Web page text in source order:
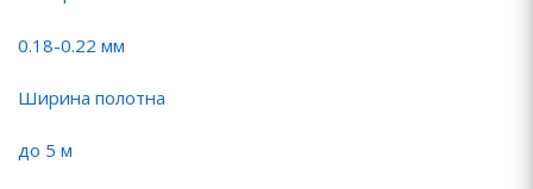
0.18-0.22 мм
Ширина полотна
до 5 м